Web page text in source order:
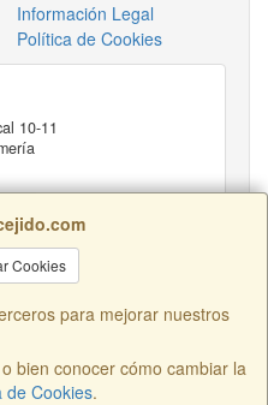
Cookies
para mejorar nuestros
bien conocer cómo cambiar la
de Cookies.
Información Legal
Política de Cookies
10-11
Almería, España. - C.I.F.: